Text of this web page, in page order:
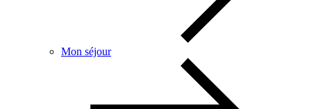
Mon séjour